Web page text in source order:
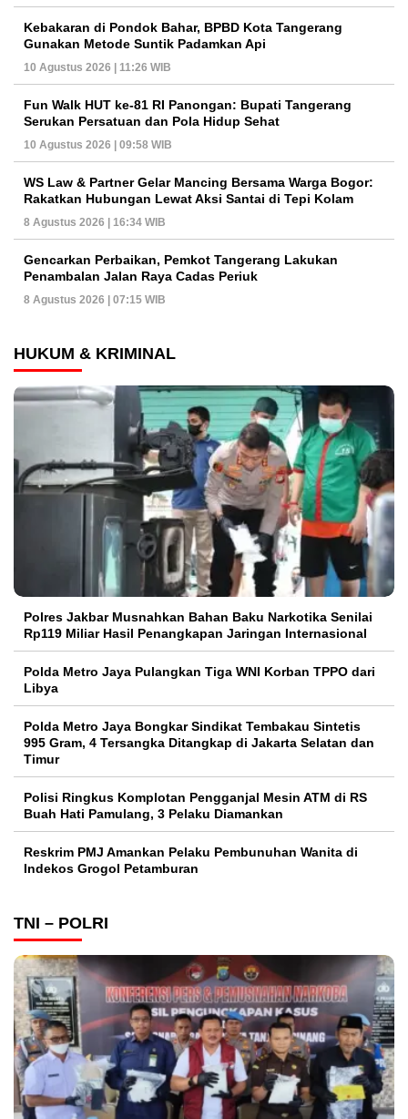
Kebakaran di Pondok Bahar, BPBD Kota Tangerang
Gunakan Metode Suntik Padamkan Api
10 Agustus 2026 | 11:26 WIB
Fun Walk HUT ke-81 RI Panongan: Bupati Tangerang
Serukan Persatuan dan Pola Hidup Sehat
10 Agustus 2026 | 09:58 WIB
WS Law & Partner Gelar Mancing Bersama Warga Bogor:
Rakatkan Hubungan Lewat Aksi Santai di Tepi Kolam
8 Agustus 2026 | 16:34 WIB
Gencarkan Perbaikan, Pemkot Tangerang Lakukan
Penambalan Jalan Raya Cadas Periuk
8 Agustus 2026 | 07:15 WIB
HUKUM & KRIMINAL
Polres Jakbar Musnahkan Bahan Baku Narkotika Senilai
Rp119 Miliar Hasil Penangkapan Jaringan Internasional
Polda Metro Jaya Pulangkan Tiga WNI Korban TPPO dari
Libya
Polda Metro Jaya Bongkar Sindikat Tembakau Sintetis
995 Gram, 4 Tersangka Ditangkap di Jakarta Selatan dan
Timur
Polisi Ringkus Komplotan Pengganjal Mesin ATM di RS
Buah Hati Pamulang, 3 Pelaku Diamankan
Reskrim PMJ Amankan Pelaku Pembunuhan Wanita di
Indekos Grogol Petamburan
TNI – POLRI